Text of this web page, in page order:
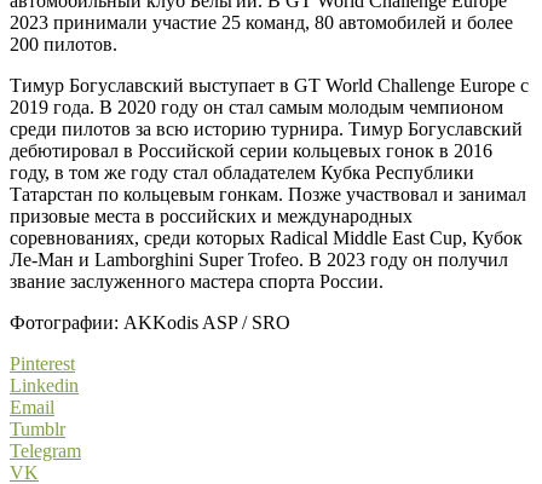
2023 принимали участие 25 команд, 80 автомобилей и более
200 пилотов.
Тимур Богуславский выступает в GT World Challenge Europe с
2019 года. В 2020 году он стал самым молодым чемпионом
среди пилотов за всю историю турнира. Тимур Богуславский
дебютировал в Российской серии кольцевых гонок в 2016
году, в том же году стал обладателем Кубка Республики
Татарстан по кольцевым гонкам. Позже участвовал и занимал
призовые места в российских и международных
соревнованиях, среди которых Radical Middle East Cup, Кубок
Ле-Ман и Lamborghini Super Trofeo. В 2023 году он получил
звание заслуженного мастера спорта России.
Фотографии: AKKodis ASP / SRO
Pinterest
Linkedin
Email
Tumblr
Telegram
VK